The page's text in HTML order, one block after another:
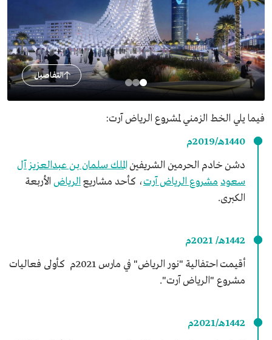
التفاصيل
فيما يلي الخط الزمني لمشروع الرياض آرت:
1440هـ/2019م
دشن خادم الحرمين الشريفينالملك سلمان بن عبدالعزيز آل
سعود مشروع الرياض آرت، كأحد مشاريع الرياض الأربعة
الكبرى.
1442هـ/ 2021م
أقيمت احتفالية "نور الرياض" في مارس 2021م كأولى فعاليات
مشروع "الرياض آرت".
1442هـ/2021م